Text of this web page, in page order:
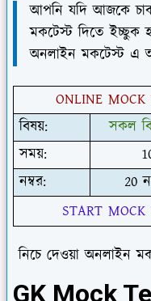
আপনি যদি আজকে
মকটেস্ট দিতে ইচ্ছুক
অনলাইন মকটেস্ট এ
ONLINE MOCK
বিষয়:
সকল
সময়:
নম্বর:
20
START MOCK
নিচে দেওয়া অনলাইন